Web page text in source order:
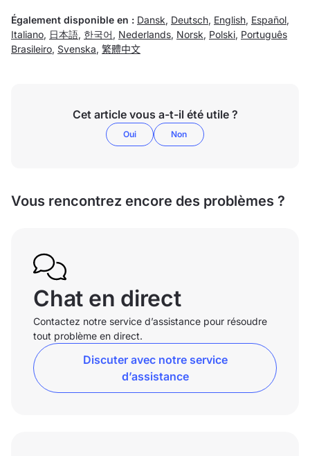
Également disponible en : Dansk, Deutsch, English, Español,
Italiano, 日本語, 한국어 , Nederlands, Norsk, Polski, Português
Brasileiro, Svenska, 繁體中文
Cet article vous a-t-il été utile ?
Oui Non
Vous rencontrez encore des problèmes ?
Chat en direct
Contactez notre service d’assistance pour résoudre
tout problème en direct.
Discuter avec notre service
d’assistance